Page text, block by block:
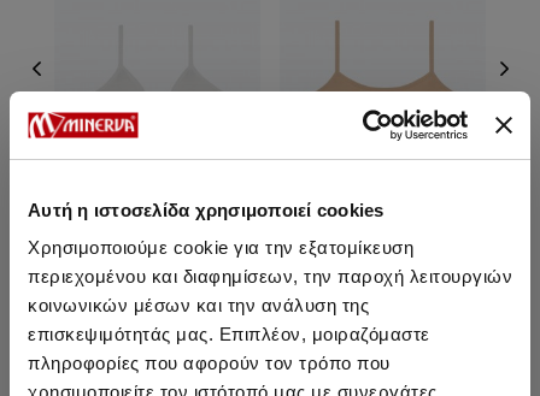
Αυτή η ιστοσελίδα χρησιμοποιεί cookies
Χρησιμοποιούμε cookie για την εξατομίκευση
περιεχομένου και διαφημίσεων, την παροχή λειτουργιών
κοινωνικών μέσων και την ανάλυση της
επισκεψιμότητάς μας. Επιπλέον, μοιραζόμαστε
πληροφορίες που αφορούν τον τρόπο που
χρησιμοποιείτε τον ιστότοπό μας με συνεργάτες
Εφηβικό Τρίγωνο Σουτιέν
χωρίς εχίσχυση
14,20 €12,05 €-15%
Εφηβικό Μπούστο με
λεπτές τιράντες
15,75 €13,35 €-15%